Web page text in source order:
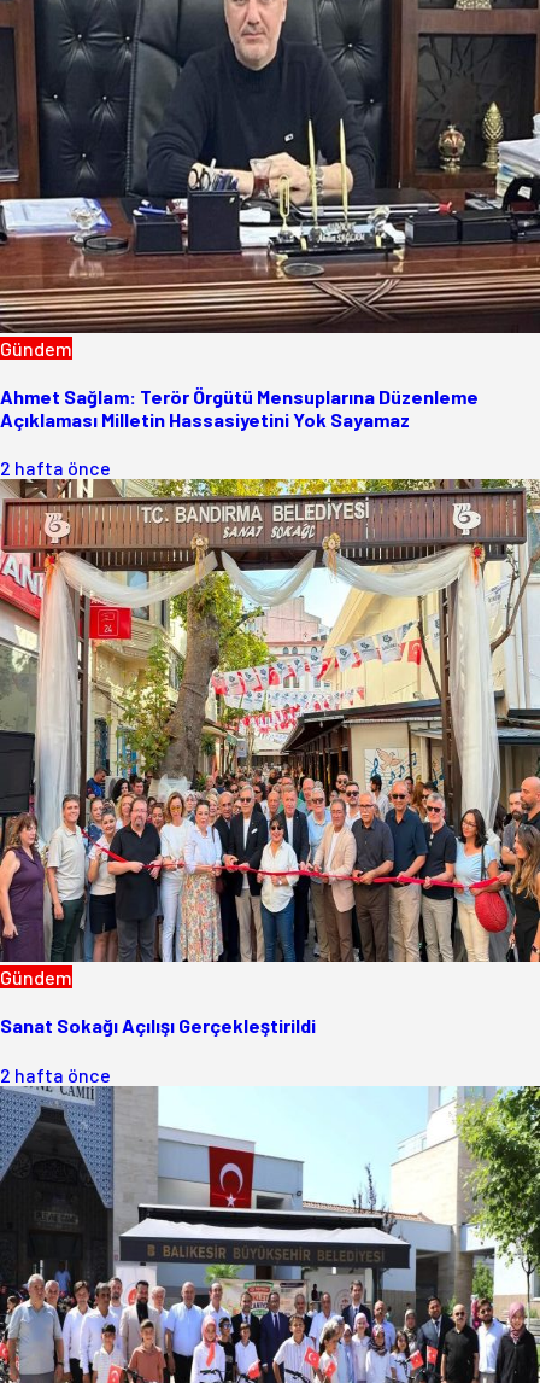
Gündem
Ahmet Sağlam: Terör Örgütü Mensuplarına Düzenleme
Açıklaması Milletin Hassasiyetini Yok Sayamaz
2 hafta önce
Gündem
Sanat Sokağı Açılışı Gerçekleştirildi
2 hafta önce